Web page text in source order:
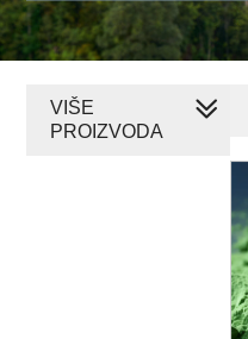
VIŠE
PROIZVODA